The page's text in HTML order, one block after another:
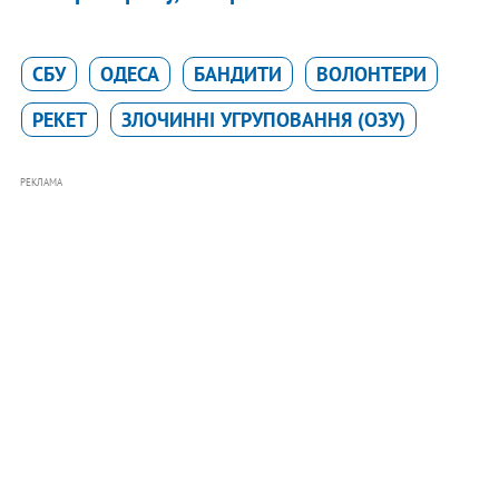
СБУ ОДЕСА БАНДИТИ
ВОЛОНТЕРИ
РЕКЕТ
ЗЛОЧИННІ УГРУПОВАННЯ (ОЗУ)
РЕКЛАМА